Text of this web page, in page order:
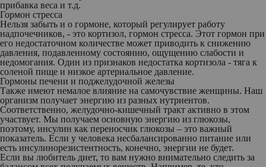
прибавка веса и т.д.
Гормон стресса
Нельзя забыть и о гормоне, который регулирует работу
надпочечников, - это кортизол, гормон стресса. Этот гормон при
его недостаточном количестве может приводить к снижению
давления, подавленному состоянию, ощущению слабости и
недомогания. Один из признаков недостатка кортизола - тяга к
соленой пище и низкое артериальное давление.
Гормоны печени и поджелудочной железы
Также имеют немалое влияние на самочувствие женщины. Наш
организм получает энергию из разных нутриентов.
Соответственно, желудочно-кишечный тракт активно в этом
участвует. Мы получаем основную энергию из глюкозы,
поэтому, инсулин как переносчик глюкозы – это важный
показатель. Если у человека несбалансированно питание или
есть инсулинорезистентность, конечно, энергии не будет.
Если вы любитель диет, то вам нужно внимательно следить за